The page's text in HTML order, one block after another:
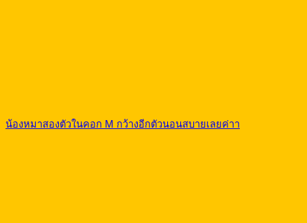
น้องหมาสองตัวในคอก M กว้างอีกตัวนอนสบายเลยค่าา